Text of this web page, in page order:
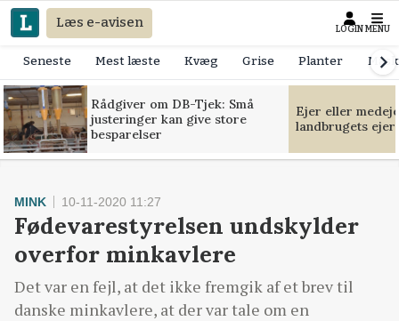
Læs e-avisen LOGIN MENU
Seneste Mest læste Kvæg Grise Planter
Rådgiver om DB-Tjek: Små
justeringer kan give store
besparelser
Ejer eller
landbrugets
MINK 10-11-2020 11:27
Fødevarestyrelsen undskylder
overfor minkavlere
Det var en fejl, at det ikke fremgik af et brev til
danske minkavlere, at der var tale om en